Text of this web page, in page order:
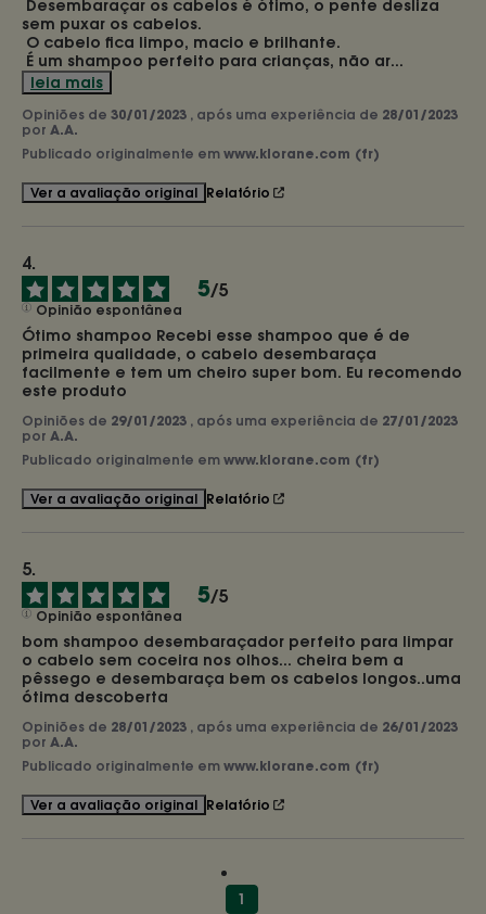
sem puxar os cabelos.
É um shampoo perfeito para crianças, não ar...
leia mais
Opiniões de 30/01/2023 , após uma experiência de 28/01/2023
por A.A.
Publicado originalmente em www.klorane.com (fr)
Ver a avaliação original Relatório
5/5
Opinião espontânea
Ótimo shampoo Recebi esse shampoo que é de
primeira qualidade, o cabelo desembaraça
facilmente e tem um cheiro super bom. Eu recomendo
este produto
Opiniões de 29/01/2023 , após uma experiência de 27/01/2023
por A.A.
Publicado originalmente em www.klorane.com (fr)
Ver a avaliação original Relatório
5/5
Opinião espontânea
bom shampoo desembaraçador perfeito para limpar
o cabelo sem coceira nos olhos... cheira bem a
pêssego e desembaraça bem os cabelos longos..uma
ótima descoberta
Opiniões de 28/01/2023 , após uma experiência de 26/01/2023
por A.A.
Publicado originalmente em www.klorane.com (fr)
Ver a avaliação original Relatório
1